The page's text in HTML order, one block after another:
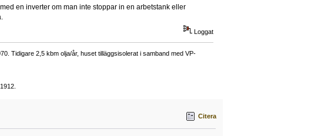
en inverter om man inte stoppar in en arbetstank eller
Loggat
Tidigare 2,5 kbm olja/år, huset tilläggsisolerat i samband med VP-
Citera